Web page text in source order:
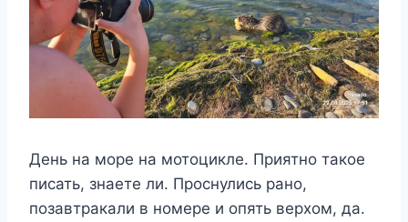
День на море на мотоцикле. Приятно такое
писать, знаете ли. Проснулись рано,
позавтракали в номере и опять верхом, да.